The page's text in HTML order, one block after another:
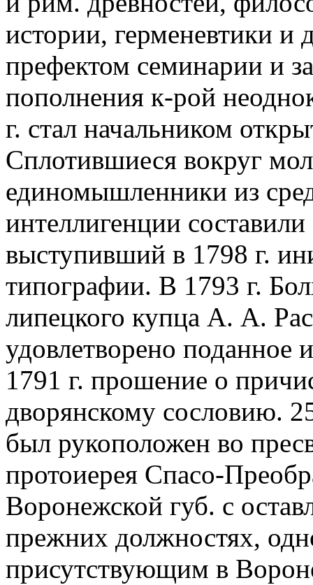
истории, герменевтики и
префектом семинарии и
пополнения к-рой
г. стал начальником
Сплотившиеся вокруг
единомышленники из
интеллигенции
выступивший в 1798 г.
типографии. В 1793 г.
липецкого купца А. А.
удовлетворено поданное
1791 г. прошение о
дворянскому сословию.
был рукоположен во
протоиерея Спасо-
Воронежской губ. с
прежних должностях,
присутствующим в